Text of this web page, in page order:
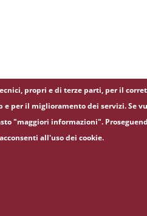
propri e di terze parti, per il
per il miglioramento dei servizi. Se
"maggiori informazioni".
all'uso dei cookie.